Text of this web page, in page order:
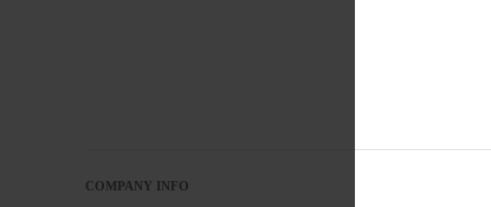
COMPANY INFO